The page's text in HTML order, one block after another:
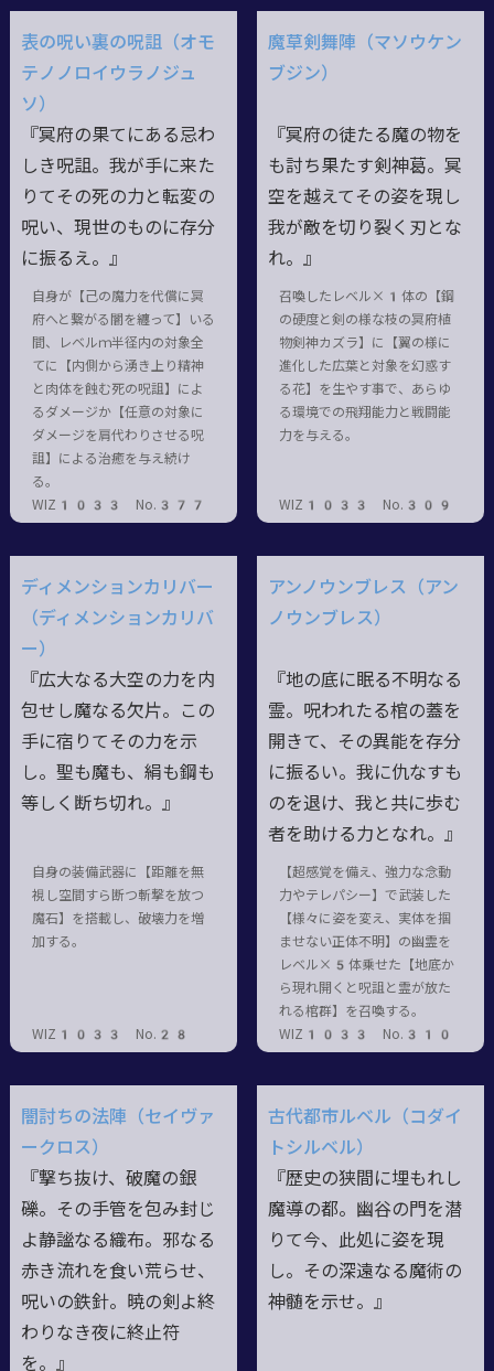
表の呪い裏の呪詛（オモ
テノノロイウラノジュ
ソ）
『冥府の果てにある忌わ
しき呪詛。我が手に来た
りてその死の力と転変の
呪い、現世のものに存分
に振るえ。』
自身が【己の魔力を代償に冥
府へと繋がる闇を纏って】いる
間、レベルｍ半径内の対象全
てに【内側から湧き上り精神
と肉体を蝕む死の呪詛】によ
るダメージか【任意の対象に
ダメージを肩代わりさせる呪
詛】による治癒を与え続け
る。
WIZ1033 No.377
魔草剣舞陣（マソウケン
ブジン）
『冥府の徒たる魔の物を
も討ち果たす剣神葛。冥
空を越えてその姿を現し
我が敵を切り裂く刃とな
れ。』
召喚したレベル×1体の【鋼
の硬度と剣の様な枝の冥府植
物剣神カズラ】に【翼の様に
進化した広葉と対象を幻惑す
る花】を生やす事で、あらゆ
る環境での飛翔能力と戦闘能
力を与える。
WIZ1033 No.309
ディメンションカリバー
（ディメンションカリバ
ー）
『広大なる大空の力を内
包せし魔なる欠片。この
手に宿りてその力を示
し。聖も魔も、絹も鋼も
等しく断ち切れ。』
自身の装備武器に【距離を無
視し空間すら断つ斬撃を放つ
魔石】を搭載し、破壊力を増
加する。
WIZ1033 No.28
アンノウンブレス（アン
ノウンブレス）
『地の底に眠る不明なる
霊。呪われたる棺の蓋を
開きて、その異能を存分
に振るい。我に仇なすも
のを退け、我と共に歩む
者を助ける力となれ。』
【超感覚を備え、強力な念動
力やテレパシー】で武装した
【様々に姿を変え、実体を掴
ませない正体不明】の幽霊を
レベル×5体乗せた【地底か
ら現れ開くと呪詛と霊が放た
れる棺群】を召喚する。
WIZ1033 No.310
闇討ちの法陣（セイヴァ
ークロス）
『撃ち抜け、破魔の銀
礫。その手管を包み封じ
よ静謐なる織布。邪なる
赤き流れを食い荒らせ、
呪いの鉄針。暁の剣よ終
わりなき夜に終止符
を。』
古代都市ルベル（コダイ
トシルベル）
『歴史の狭間に埋もれし
魔導の都。幽谷の門を潜
りて今、此処に姿を現
し。その深遠なる魔術の
神髄を示せ。』